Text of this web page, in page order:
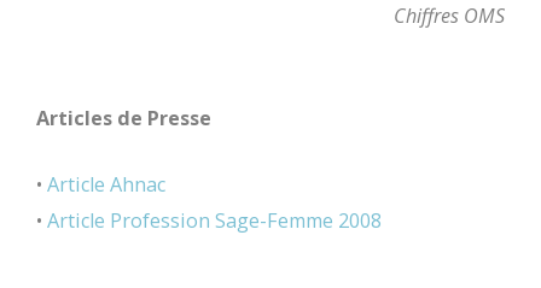
Chiffres OMS
Articles de Presse
• Article Ahnac
• Article Profession Sage-Femme 2008